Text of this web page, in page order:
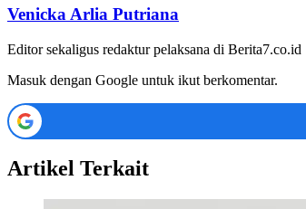
Venicka Arlia Putriana
Editor sekaligus redaktur pelaksana di Berita7.co.id
Masuk dengan Google untuk ikut berkomentar.
Artikel Terkait